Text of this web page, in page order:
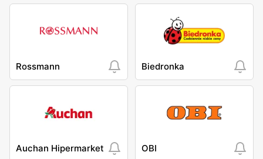
Rossmann Biedronka
Auchan Hipermarket OBI